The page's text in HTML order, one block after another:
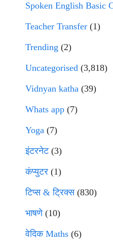
Spoken English Basic
Teacher Transfer (1)
Trending (2)
Uncategorised (3,818)
Vidnyan katha (39)
Whats app (7)
Yoga (7)
इंटरनेट(3)
कंप्युटर (1)
टिप्स & ट्रिक्स(830)
भाषणे(10)
वेदिक Maths (6)